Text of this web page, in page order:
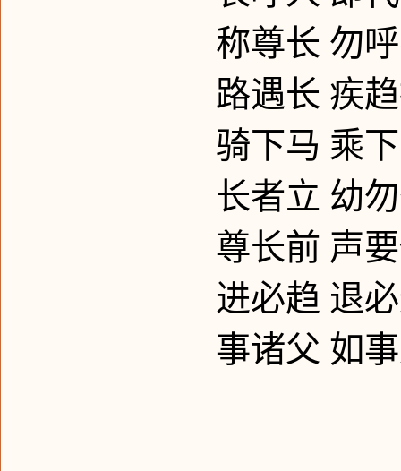
称尊长 勿
路遇长 疾
骑下马 乘
长者立 幼
尊长前 声
进必趋 退
事诸父 如